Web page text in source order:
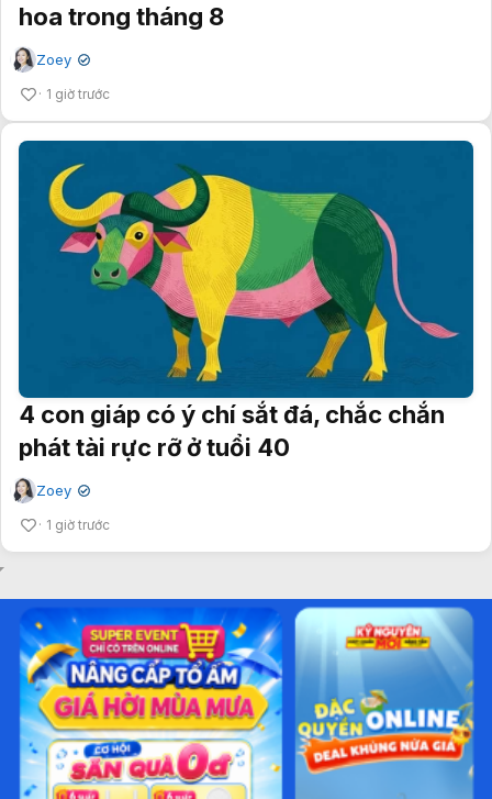
hoa trong tháng 8
Zoey ✔
1 giờ trước
4 con giáp có ý chí sắt đá, chắc chắn
phát tài rực rỡ ở tuổi 40
Zoey ✔
1 giờ trước